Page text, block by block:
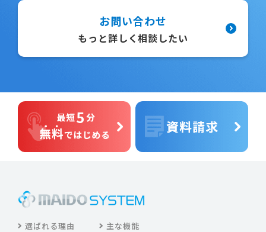
お問い合わせ
もっと詳しく相談したい
選ばれる理由
主な機能